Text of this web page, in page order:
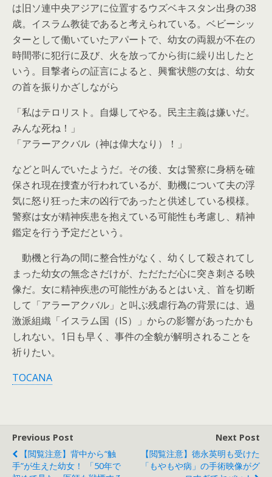
は旧ソ連中央アジアに位置するウズベキスタン出身の38
歳。イスラム教徒であると考えられている。ベビーシッ
ターとして働いていたアパートで、幼女の両親が不在の
時間帯に犯行に及び、火を放ってから街に繰り出したと
いう。目撃者らの証言によると、興奮状態の女は、幼女
の首を振りかざしながら
「私はテロリスト。自爆してやる。民主主義は嫌いだ。
みんな死ね！」
「アラーアクバル（神は偉大なり）！」
などと叫んでいたようだ。その後、女は警察に身柄を確
保され現在捜査が行われているが、動機について夫の浮
気に怒り狂った末の凶行であったと供述している模様。
警察は女が精神疾患を抱えている可能性も考慮し、精神
鑑定を行う予定だという。
動機と行為の間に整合性がなく、幼くして殺されてし
まった幼女の無念さだけが、ただただ心に突き刺さる映
像だ。女に精神疾患の可能性があるとはいえ、首を切断
して「アラーアクバル」と叫ぶ残虐行為の背景には、過
激派組織「イスラム国（IS）」からの影響があったかも
しれない。1日も早く、事件の全貌が解明されることを
祈りたい。
TOCANA
Previous Post
【閲覧注意】背中から“触
手”が生えた幼女！ 「50年で
Next Post
【閲覧注意】徳永英明も受けた
「もやもや病」の手術映像がグ